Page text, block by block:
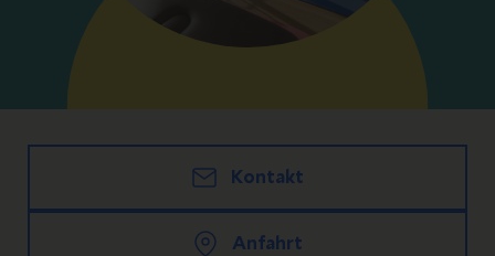
Kontakt
Anfahrt